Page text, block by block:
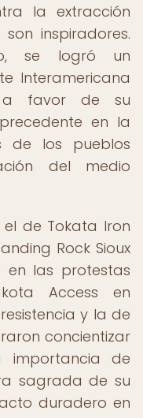
la extracción
inspiradores.
se logró un
Interamericana
a favor de su
en la
de los pueblos
del medio
de Tokata Iron
Rock Sioux
en las protestas
Access en
y la de
concientizar
importancia de
sagrada de su
duradero en